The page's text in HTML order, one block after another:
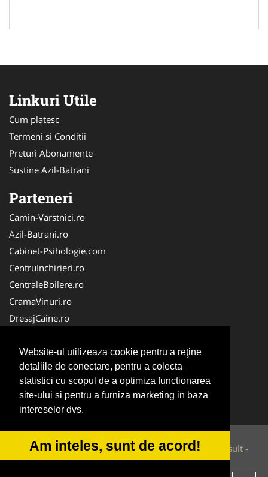
Website-ul utilizeaza cookie pentru a reţine
detaliile de conectare, pentru a colecta
statistici cu scopul de a optimiza functionarea
site-ului si pentru a furniza marketing in baza
intereselor dvs.
Am inteles, sunt de acord!
Linkuri Utile
Cum platesc
Termeni si Conditii
Preturi Abonamente
Sustine Azil-Batrani
Parteneri
Camin-Varstnici.ro
Azil-Batrani.ro
Cabinet-Psihologie.com
CentruInchirieri.ro
CentraleBoilere.ro
CramaVinuri.ro
DresajCaine.ro
Alpinist-Utilitar.com
Birouri-Cadastru.ro
FirmaTractariAuto.ro
Service-Reparatii.com
© 2014-2026 Powered byVilonMedia&Tokaido Consult -
ANPC SOL